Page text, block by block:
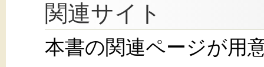
関連サイト
本書の関連ページが用